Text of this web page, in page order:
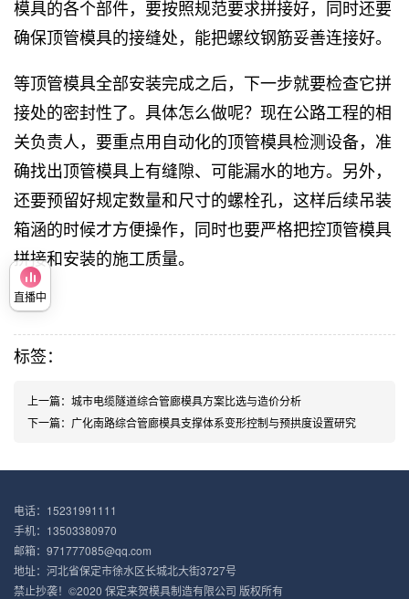
模具的各个部件，要按照规范要求拼接好，同时还要
确保顶管模具的接缝处，能把螺纹钢筋妥善连接好。
等顶管模具全部安装完成之后，下一步就要检查它拼
接处的密封性了。具体怎么做呢？现在公路工程的相
关负责人，要重点用自动化的顶管模具检测设备，准
确找出顶管模具上有缝隙、可能漏水的地方。另外，
还要预留好规定数量和尺寸的螺栓孔，这样后续吊装
箱涵的时候才方便操作，同时也要严格把控顶管模具
拼接和安装的施工质量。
标签：
上一篇： 城市电缆隧道综合管廊模具方案比选与造价分析
下一篇： 广化南路综合管廊模具支撑体系变形控制与预拱度设置研究
电话：15231991111
手机：13503380970
邮箱：971777085@qq.com
地址：河北省保定市徐水区长城北大街3727号
禁止抄袭！©2020 保定来贺模具制造有限公司 版权所有
直播中